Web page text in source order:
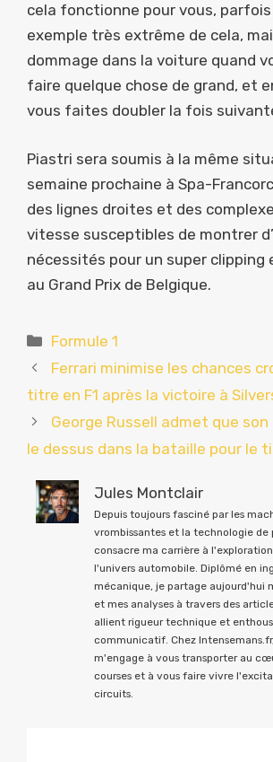
cela fonctionne pour vous, parfois
exemple très extrême de cela,
dommage dans la voiture quand
faire quelque chose de grand, et
vous faites doubler la fois
Piastri sera soumis à la même
semaine prochaine à Spa-
des lignes droites et des
vitesse susceptibles de montrer
nécessités pour un super clipping
au Grand Prix de Belgique.
Catégories
Formule 1
Ferrari minimise les chances
titre en F1 après la victoire à
George Russell admet que
le dessus dans la bataille pour le
Jules Montclair
Depuis toujours fasciné par les
vrombissantes et la technologie de
consacre ma carrière à
l'univers automobile. Diplômé en
mécanique, je partage aujourd'hui
et mes analyses à travers des
allient rigueur technique et
communicatif. Chez
m'engage à vous transporter au
courses et à vous faire vivre
circuits.